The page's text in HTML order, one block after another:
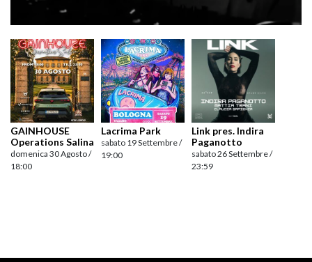
GAINHOUSE
Operations Salina
domenica 30 Agosto /
18:00
Lacrima Park
sabato 19 Settembre /
19:00
Link pres. Indira
Paganotto
sabato 26 Settembre /
23:59
Navigazione